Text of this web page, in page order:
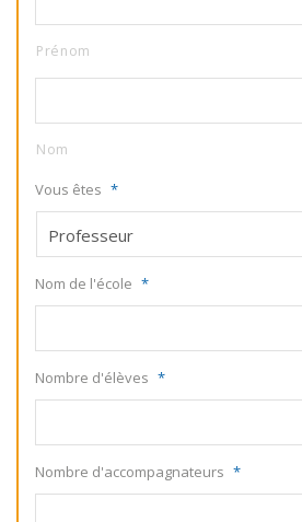
Prénom
Nom
Vous êtes *
Nom de l'école *
Nombre d'élèves *
Nombre d'accompagnateurs *